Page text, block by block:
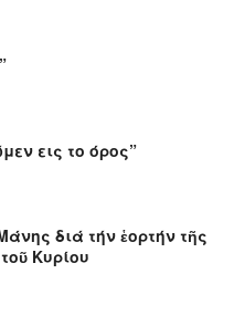
εις το όρος”
διά τήν ἑορτήν τῆς
Κυρίου